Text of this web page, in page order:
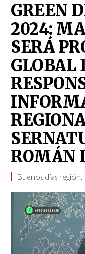
GREEN
2024:
SERÁ
GLOBAL
ROMÁN
Buenos días región.